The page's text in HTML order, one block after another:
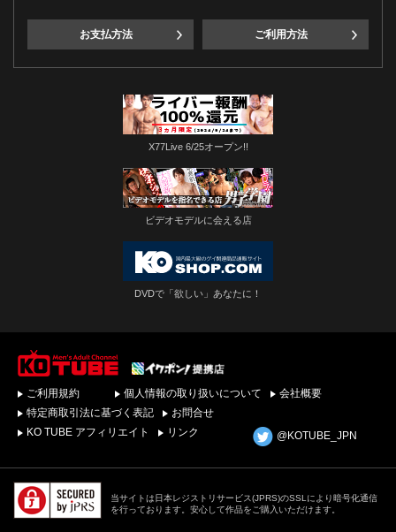
お支払方法 ご利用方法
X77Live 6/25オープン!!
ビデオモデルに会える店
DVDで「欲しい」あなたに！
単ダウンロード！ゲイ
動画配信サイトKO
TUBEトップページへ
ご利用規約 個人情報の取り扱いについて
会社概要
特定商取引法に基づく表記
お問合せ
KO TUBE アフィリエイト
リンク @KOTUBE_JPN
当サイトは日本レジストリサービス(JPRS)のSSLにより暗号化通信
を行っております。安心して作品をご購入いただけます。